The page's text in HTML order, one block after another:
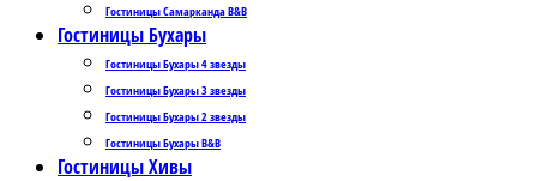
Гостиницы Самарканда B&B
Гостиницы Бухары
Гостиницы Бухары 4 звезды
Гостиницы Бухары 3 звезды
Гостиницы Бухары 2 звезды
Гостиницы Бухары B&B
Гостиницы Хивы